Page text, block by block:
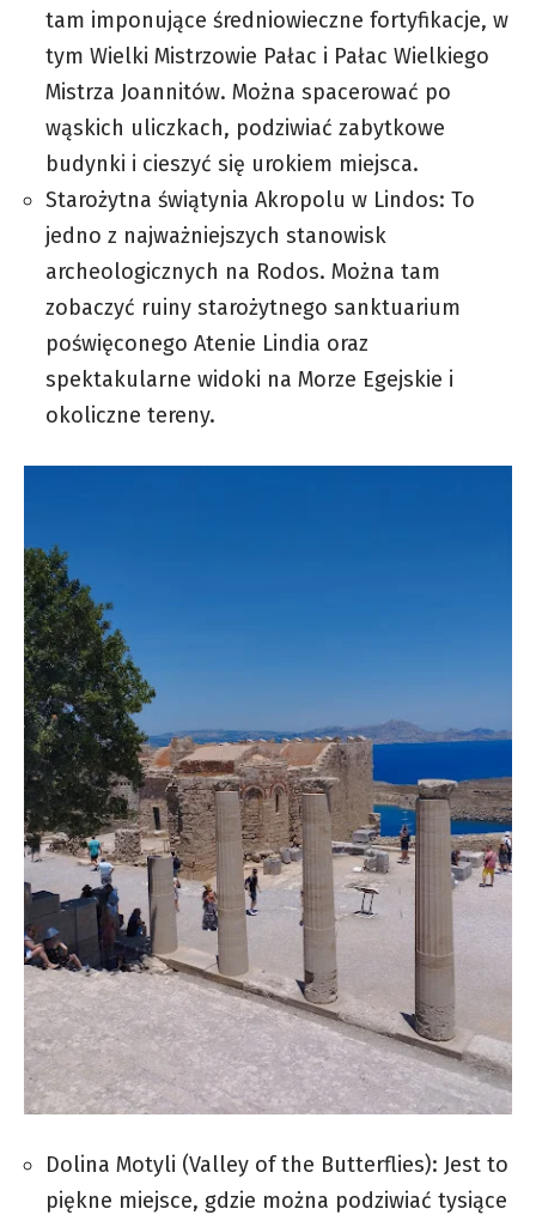
tam imponujące średniowieczne fortyfikacje, w
tym Wielki Mistrzowie Pałac i Pałac Wielkiego
Mistrza Joannitów. Można spacerować po
wąskich uliczkach, podziwiać zabytkowe
budynki i cieszyć się urokiem miejsca.
Starożytna świątynia Akropolu w Lindos: To
jedno z najważniejszych stanowisk
archeologicznych na Rodos. Można tam
zobaczyć ruiny starożytnego sanktuarium
poświęconego Atenie Lindia oraz
spektakularne widoki na Morze Egejskie i
okoliczne tereny.
Dolina Motyli (Valley of the Butterflies): Jest to
piękne miejsce, gdzie można podziwiać tysiące